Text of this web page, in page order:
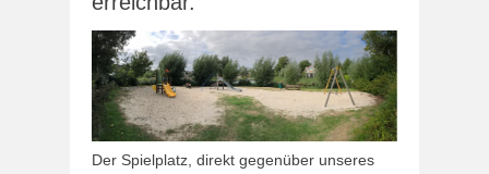
Der Spielplatz, direkt gegenüber unseres